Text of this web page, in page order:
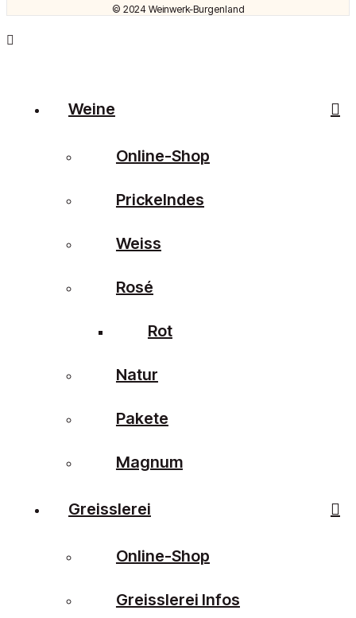
© 2024 Weinwerk-Burgenland
Weine
Online-Shop
Prickelndes
Weiss
Rosé
Rot
Natur
Pakete
Magnum
Greisslerei
Online-Shop
Greisslerei Infos